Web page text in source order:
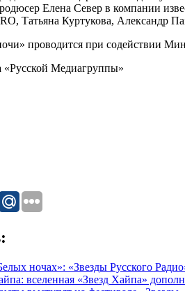
Елена Север в компании
Татьяна Куртукова, Александр
проводится при содействии
Медиагруппы»
ночах»: «Звезды Русского
вселенная «Звезд Хайпа»